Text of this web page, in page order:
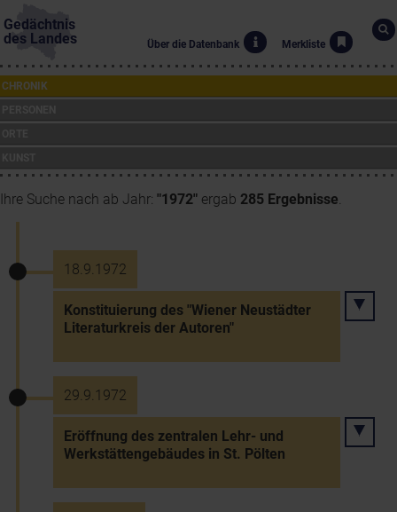
Gedächtnis
des Landes
Über die Datenbank Merkliste
CHRONIK
Ihre Suche nach ab Jahr: "1972" ergab 285 Ergebnisse.
18.9.1972
Konstituierung des "Wiener Neustädter
Literaturkreis der Autoren"
29.9.1972
Eröffnung des zentralen Lehr- und
Werkstättengebäudes in St. Pölten